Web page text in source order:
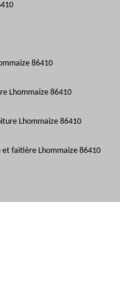
86410
Lhommaize 86410
Lhommaize 86410
faitière Lhommaize 86410